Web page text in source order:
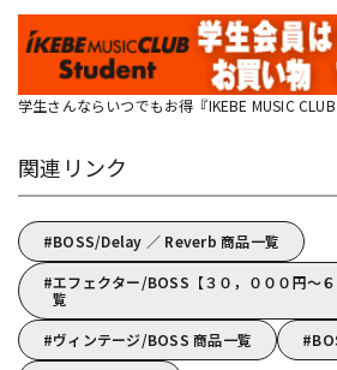
学生さんならいつでもお得『IKEBE MUSIC CLUB
関連リンク
BOSS/Delay ／ Reverb 商品一覧
エフェクター/BOSS【３０，０００円～
覧
ヴィンテージ/BOSS 商品一覧